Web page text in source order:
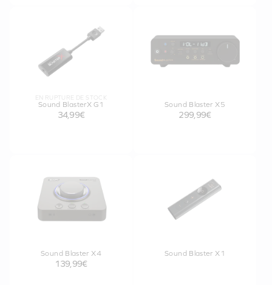
EN RUPTURE DE STOCK
Sound BlasterX G1
34,99€
Sound Blaster X5
299,99€
Sound Blaster X4
139,99€
Sound Blaster X1